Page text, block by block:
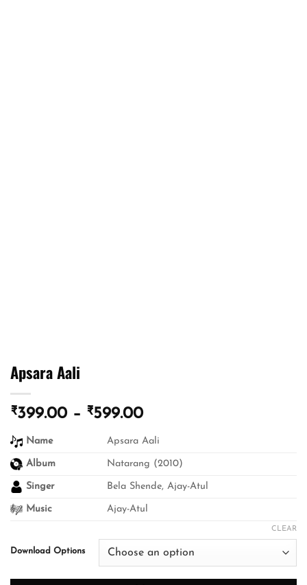
Apsara Aali
₹399.00 – ₹599.00Price
₹399.00
through
₹599.00
Name Apsara Aali
Album Natarang (2010)
Singer Bela Shende, Ajay-Atul
Music Ajay-Atul
Download Options
CLEAR